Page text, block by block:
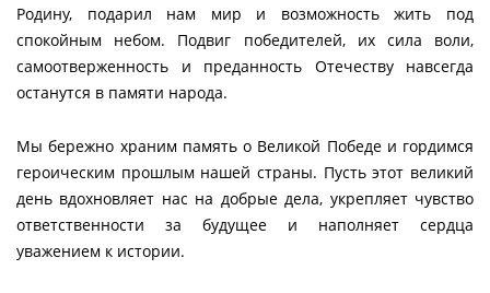
Родину, подарил нам мир и возможность жить под
спокойным небом. Подвиг победителей, их сила воли,
самоотверженность и преданность Отечеству навсегда
останутся в памяти народа.
Мы бережно храним память о Великой Победе и гордимся
героическим прошлым нашей страны. Пусть этот великий
день вдохновляет нас на добрые дела, укрепляет чувство
ответственности за будущее и наполняет сердца
уважением к истории.